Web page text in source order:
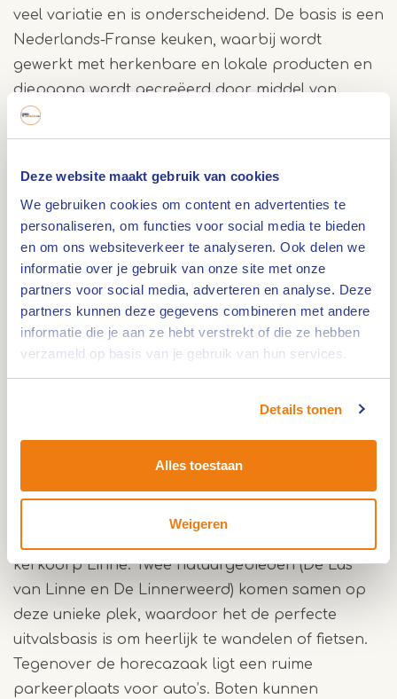
Deze website maakt gebruik van cookies
We gebruiken cookies om content en advertenties te
personaliseren, om functies voor social media te bieden
en om ons websiteverkeer te analyseren. Ook delen we
informatie over je gebruik van onze site met onze
partners voor social media, adverteren en analyse. Deze
partners kunnen deze gegevens combineren met andere
informatie die je aan ze hebt verstrekt of die ze hebben
verzameld op basis van je gebruik van hun services.
Details tonen
Alles toestaan
Weigeren
veel variatie en is onderscheidend. De basis is een
Nederlands-Franse keuken, waarbij wordt
gewerkt met herkenbare en lokale producten en
diepgang wordt gecreëerd door middel van
wereldse, trendy invloeden. De desserts vallen erg
in de smaak bij de gasten en komen van de hand
Dakterras LUS SOLEIL
Bij mooi weer neem je plaats op Dakterras LUS
SOLEIL, met uitzicht over de Maas. Van 14.00 tot
22.00 uur bestel je er cocktails, andere drankjes en
bar bites via de QR-code aan tafel. Reserveren is
niet mogelijk, dus je loopt gewoon binnen en
zoekt een plek uit. Het dakterras is bereikbaar
De beste uitvalsbasis
kerkdorp Linne. Twee natuurgebieden (De Lus
van Linne en De Linnerweerd) komen samen op
deze unieke plek, waardoor het de perfecte
uitvalsbasis is om heerlijk te wandelen of fietsen.
Tegenover de horecazaak ligt een ruime
parkeerplaats voor auto’s. Boten kunnen